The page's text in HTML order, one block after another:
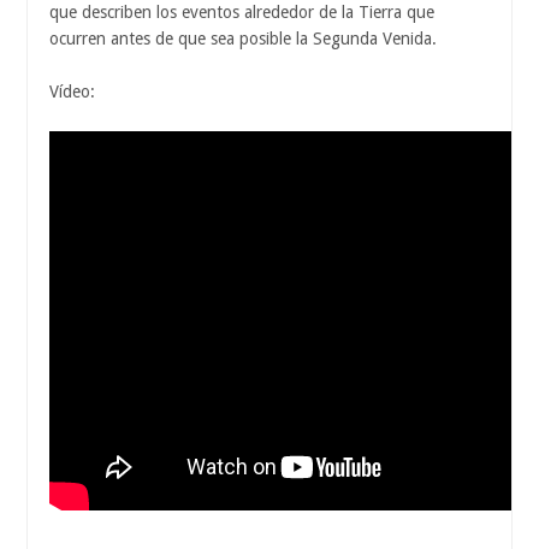
que describen los eventos alrededor de la Tierra que
ocurren antes de que sea posible la Segunda Venida.
Vídeo: